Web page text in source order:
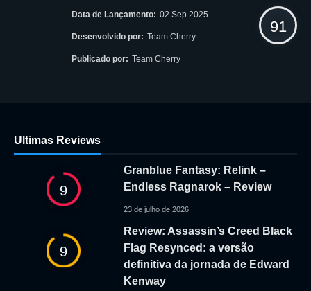
Data de Lançamento: 02 Sep 2025
Desenvolvido por: Team Cherry
Publicado por: Team Cherry
91
Ultimas Reviews
9
Granblue Fantasy: Relink –
Endless Ragnarok – Review
23 de julho de 2026
9
Review: Assassin’s Creed Black
Flag Resynced: a versão
definitiva da jornada de Edward
Kenway